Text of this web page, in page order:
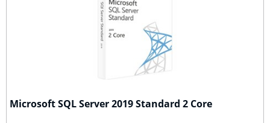
Microsoft SQL Server 2019 Standard 2 Core